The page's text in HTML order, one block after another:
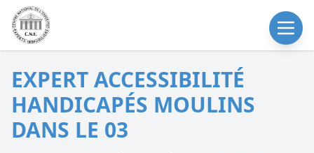
EXPERT ACCESSIBILITÉ
HANDICAPÉS MOULINS
DANS LE 03